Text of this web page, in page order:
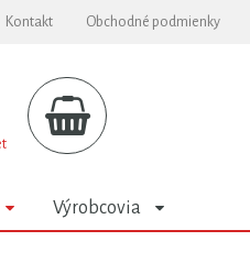
Kontakt Obchodné podmienky
Výrobcovia